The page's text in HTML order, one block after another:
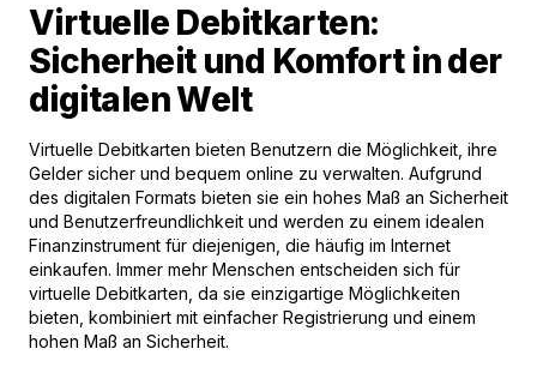
Virtuelle Debitkarten:
Sicherheit und Komfort in der
digitalen Welt
Virtuelle Debitkarten bieten Benutzern die Möglichkeit, ihre
Gelder sicher und bequem online zu verwalten. Aufgrund
des digitalen Formats bieten sie ein hohes Maß an Sicherheit
und Benutzerfreundlichkeit und werden zu einem idealen
Finanzinstrument für diejenigen, die häufig im Internet
einkaufen. Immer mehr Menschen entscheiden sich für
virtuelle Debitkarten, da sie einzigartige Möglichkeiten
bieten, kombiniert mit einfacher Registrierung und einem
hohen Maß an Sicherheit.